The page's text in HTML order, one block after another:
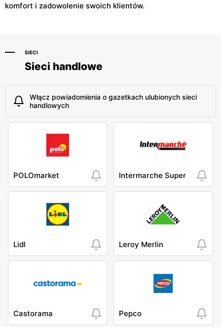
komfort i zadowolenie swoich klientów.
SIECI
Sieci handlowe
Włącz powiadomienia o gazetkach ulubionych sieci
handlowych
POLOmarket Intermarche Super
Lidl Leroy Merlin
Castorama Pepco